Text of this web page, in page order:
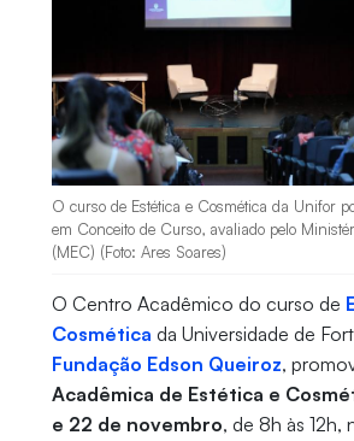
O curso de Estética e Cosmética da Unifor
em Conceito de Curso, avaliado pelo
(MEC) (Foto: Ares Soares)
O Centro Acadêmico do curso de
Cosmética da Universidade de
Fundação Edson Queiroz,
Acadêmica de Estética e
e 22 de novembro, de 8h às 12h,